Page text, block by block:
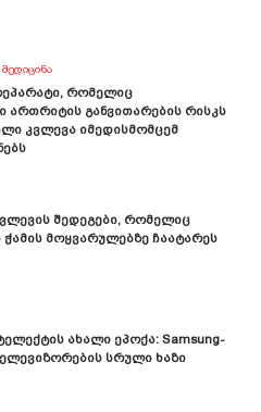
ᲛᲔᲓᲘᲪᲘᲜᲐ
Რომელიც
Ართრიტის Განვითარების Რისკს
Კვლევა Იმედისმომცემ
Შედეგები, Რომელიც
Მოყვარულებზე Ჩაატარეს
Ახალი Ეპოქა: Samsung-
Სრული Ხაზი